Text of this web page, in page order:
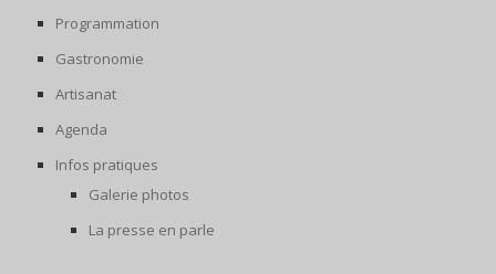
Programmation
Gastronomie
Artisanat
Agenda
Infos pratiques
Galerie photos
La presse en parle